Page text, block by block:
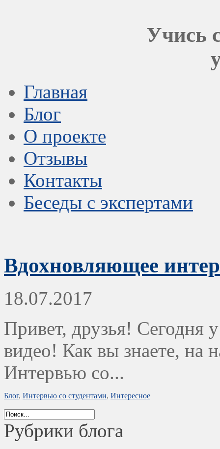
Учись
Главная
Блог
О проекте
Отзывы
Контакты
Беседы с экспертами
Вдохновляющее
18.07.2017
Привет, друзья! Сегодня
видео! Как вы знаете, на
Интервью со...
Блог, Интервью со студентами, Интересное
Рубрики блога